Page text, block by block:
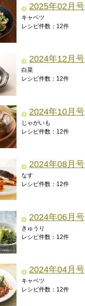
2025年02月号
キャベツ
レシピ件数：12件
2024年12月号
白菜
レシピ件数：12件
2024年10月号
じゃがいも
レシピ件数：12件
2024年08月号
なす
レシピ件数：12件
2024年06月号
きゅうり
レシピ件数：12件
2024年04月号
キャベツ
レシピ件数：12件